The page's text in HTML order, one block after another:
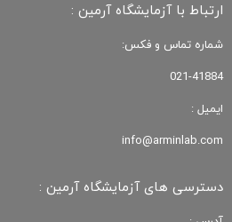
ارتباط با آزمایشگاه آرمین :
شماره تماس و فکس:
021-41884
ایمیل :
info@arminlab.com
دسترسی های آزمایشگاه آرمین :